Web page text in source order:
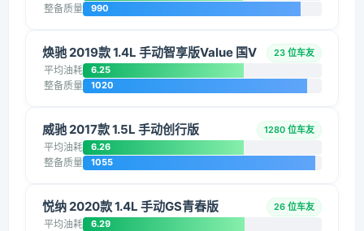
整备质量 990
焕驰 2019款 1.4L 手动智享版Value 国V 23 位车友
平均油耗 6.25
整备质量 1020
威驰 2017款 1.5L 手动创行版 1280 位车友
平均油耗 6.26
整备质量 1055
悦纳 2020款 1.4L 手动GS青春版 26 位车友
平均油耗 6.29